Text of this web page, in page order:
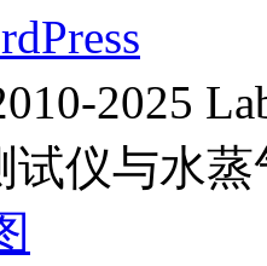
2025
试仪与水